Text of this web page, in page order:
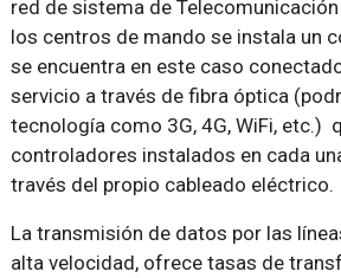
red de sistema de
los centros de mando se instala un
se encuentra en este caso
servicio a través de fibra óptica
tecnología como 3G, 4G, WiFi, etc.)
controladores instalados en cada
través del propio cableado eléctrico.
La transmisión de datos por las
alta velocidad, ofrece tasas de